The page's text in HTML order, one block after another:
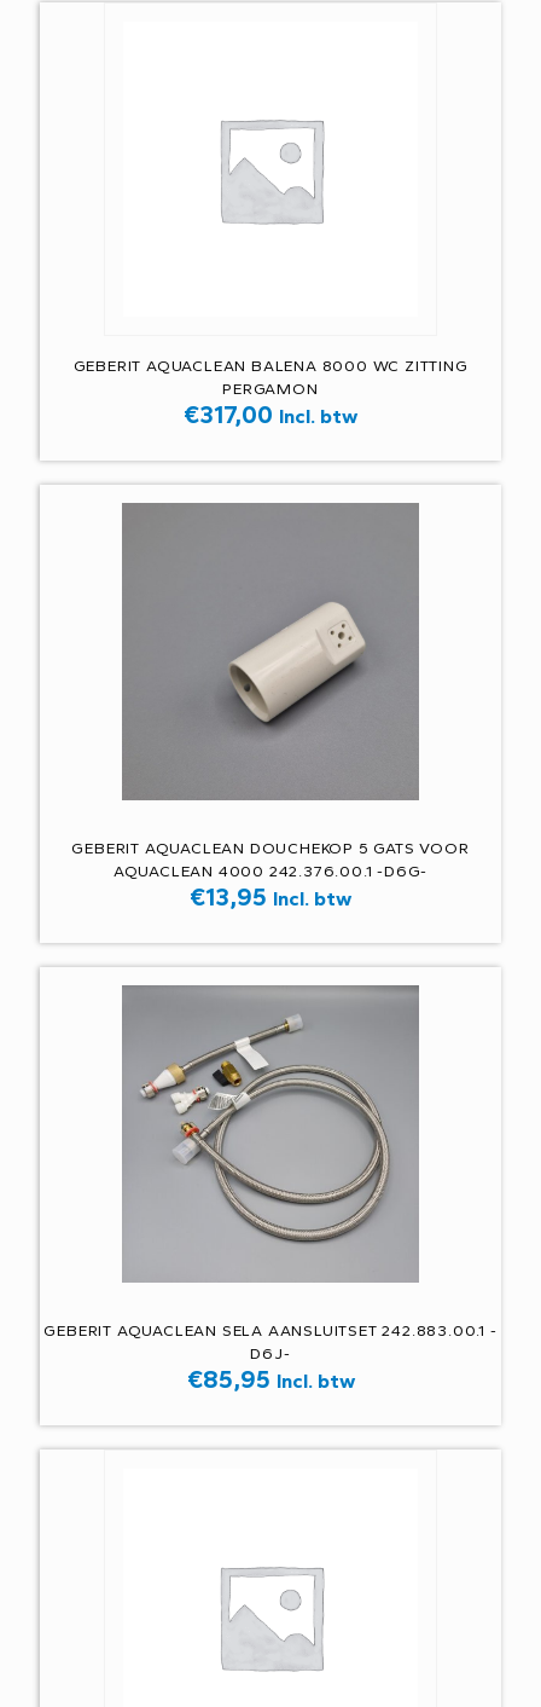
GEBERIT AQUACLEAN BALENA 8000 WC ZITTING
PERGAMON
€317,00 Incl. btw
GEBERIT AQUACLEAN DOUCHEKOP 5 GATS VOOR
AQUACLEAN 4000 242.376.00.1 -D6G-
€13,95 Incl. btw
GEBERIT AQUACLEAN SELA AANSLUITSET 242.883.00.1 -
D6J-
€85,95 Incl. btw